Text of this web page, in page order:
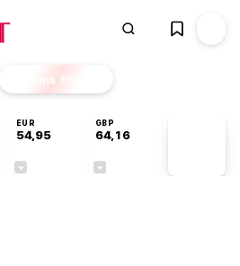
Finans EKSTRA
EUR
54,95
GBP
64,16